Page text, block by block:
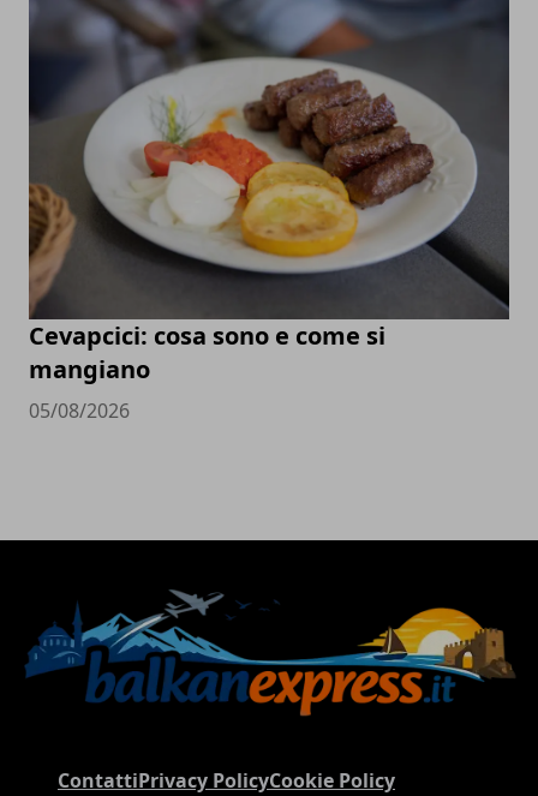
Cevapcici: cosa sono e come si
mangiano
05/08/2026
ContattiPrivacy PolicyCookie Policy